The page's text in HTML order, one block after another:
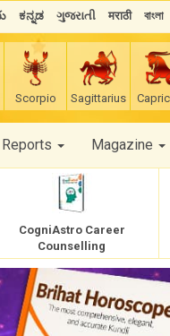
ಕನ್ನಡ ગુજરાતી मराठी বাংলা
Scorpio Sagittarius
Magazine
CogniAstro Career
Counselling